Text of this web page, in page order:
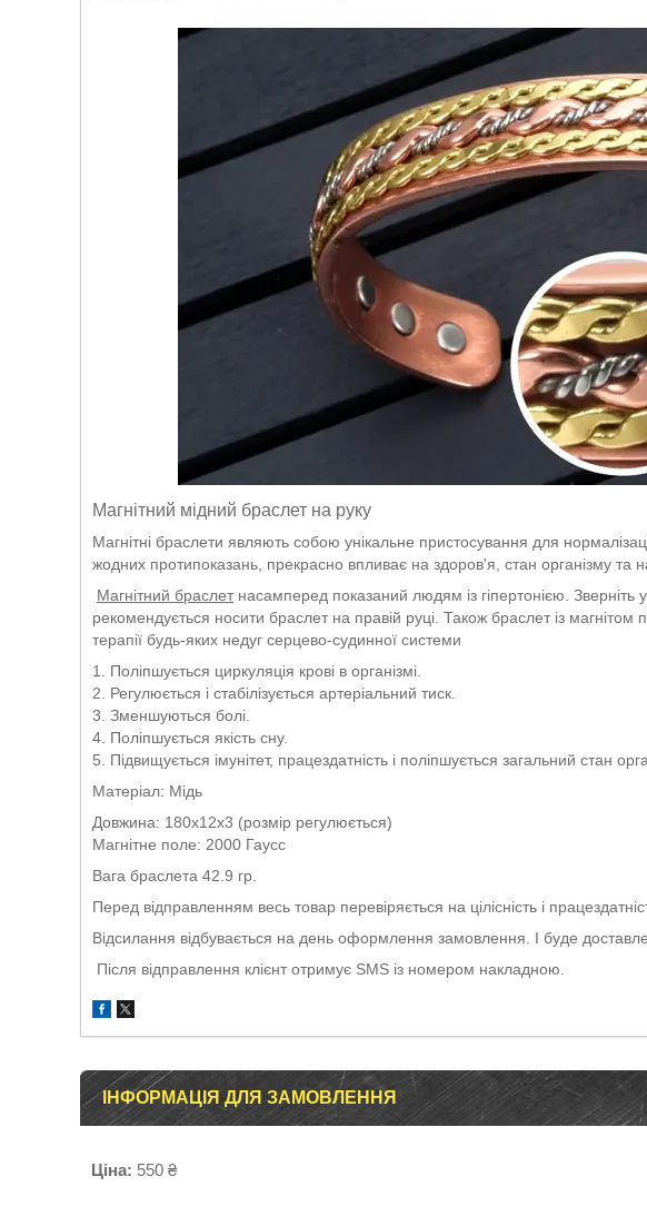
Магнітний мідний браслет на руку
Магнітні браслети являють собою унікальне пристосування для
жодних протипоказань, прекрасно впливає на здоров'я, стан організму та
Магнітний браслет насамперед показаний людям із гіпертонією. Зверніть
рекомендується носити браслет на правій руці. Також браслет із
терапії будь-яких недуг серцево-судинної системи
1. Поліпшується циркуляція крові в організмі.
2. Регулюється і стабілізується артеріальний тиск.
3. Зменшуються болі.
4. Поліпшується якість сну.
5. Підвищується імунітет, працездатність і поліпшується загальний стан
Матеріал: Мідь
Довжина: 180х12х3 (розмір регулюється)
Магнітне поле: 2000 Гаусс
Вага браслета 42.9 гр.
Перед відправленням весь товар перевіряється на цілісність і
Відсилання відбувається на день оформлення замовлення. І буде
Після відправлення клієнт отримує SMS із номером накладною.
ІНФОРМАЦІЯ ДЛЯ ЗАМОВЛЕННЯ
Ціна: 550 ₴